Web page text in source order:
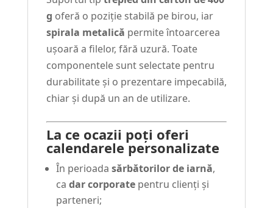
g oferă o poziție stabilă pe birou, iar
spirala metalică permite întoarcerea
ușoară a filelor, fără uzură. Toate
componentele sunt selectate pentru
durabilitate și o prezentare impecabilă,
chiar și după un an de utilizare.
La ce ocazii poți oferi
calendarele personalizate
În perioada sărbătorilor de iarnă,
ca dar corporatepentru clienți și
parteneri;